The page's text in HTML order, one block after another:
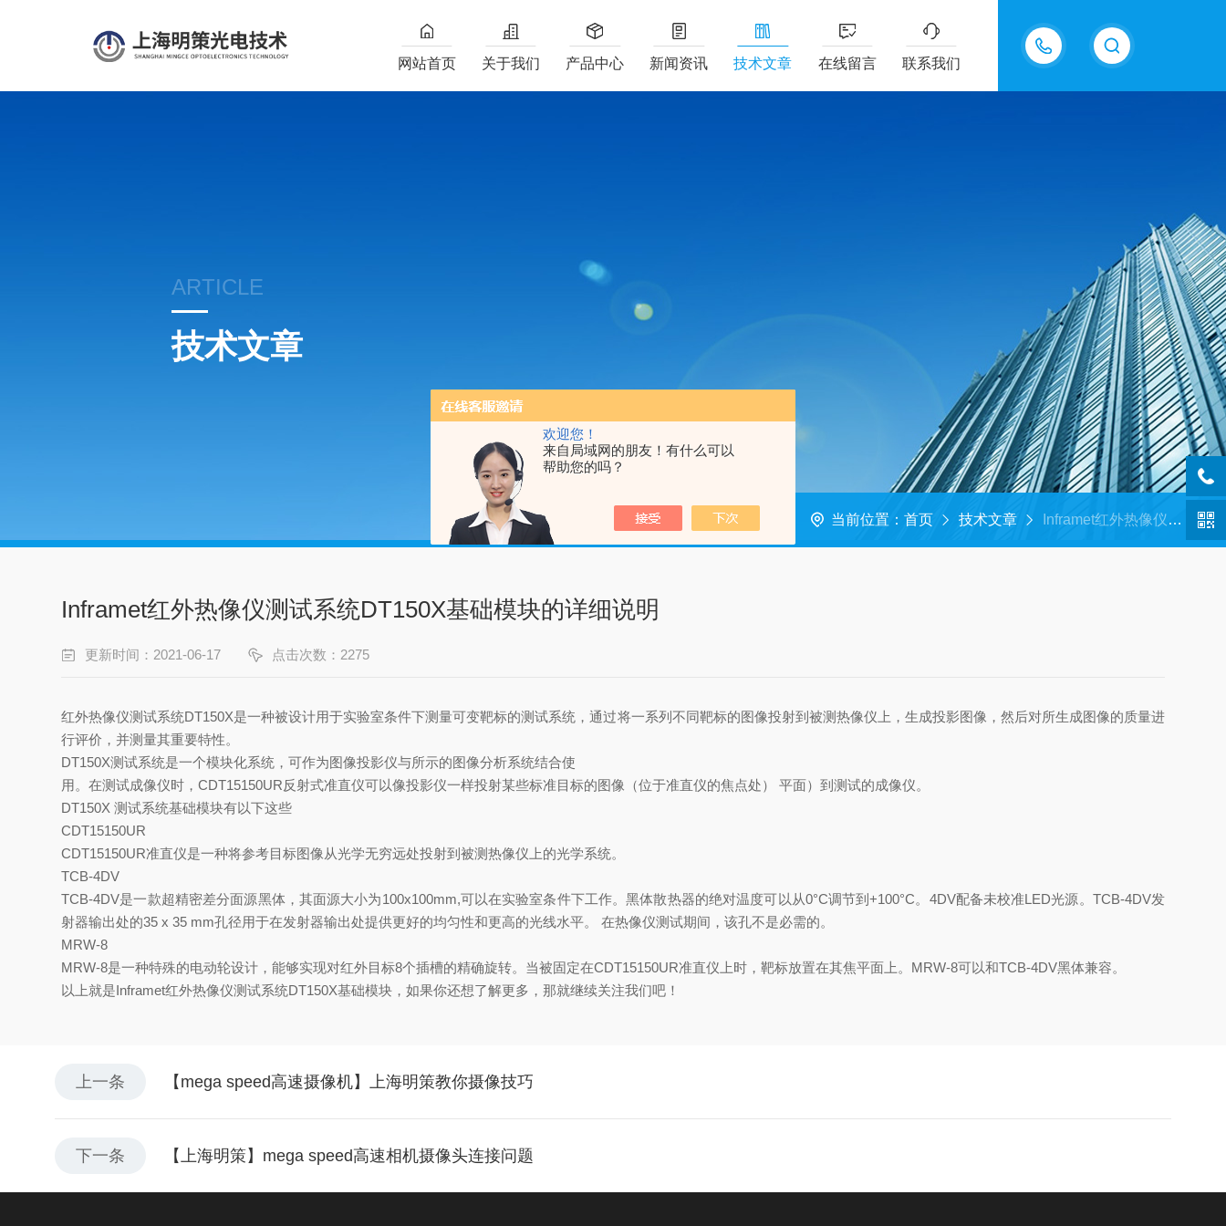
欢迎您！
来自局域网的朋友！有什么可以
帮助您的吗？
网站首页 关于我们 产品中心 新闻资讯 技术文章 在线留言 联系我们
ARTICLE
技术文章
当前位置： 首页 技术文章 Inframet红外热像仪测试系统DT150X基础模块的详细说明
Inframet红外热像仪测试系统DT150X基础模块的详细说明
更新时间：2021-06-17 点击次数：2275
红外热像仪测试系统DT150X是一种被设计用于实验室条件下测量可变靶标的测试系统，通过将一系列不同靶标的图像投射到被测热像仪上，生成投影图像，然后对所生成图像的质量进
行评价，并测量其重要特性。
DT150X测试系统是一个模块化系统，可作为图像投影仪与所示的图像分析系统结合使
用。在测试成像仪时，CDT15150UR反射式准直仪可以像投影仪一样投射某些标准目标的图像（位于准直仪的焦点处） 平面）到测试的成像仪。
DT150X测试系统基础模块有以下这些
CDT15150UR
CDT15150UR准直仪是一种将参考目标图像从光学无穷远处投射到被测热像仪上的光学系统。
TCB-4DV
TCB-4DV是一款超精密差分面源黑体，其面源大小为100x100mm,可以在实验室条件下工作。黑体散热器的绝对温度可以从0°C调节到+100°C。 4DV配备未校准LED光源。 TCB-4DV发
射器输出处的35 x 35 mm孔径用于在发射器输出处提供更好的均匀性和更高的光线水平。 在热像仪测试期间，该孔不是必需的。
MRW-8
MRW-8是一种特殊的电动轮设计，能够实现对红外目标8个插槽的精确旋转。当被固定在CDT15150UR准直仪上时，靶标放置在其焦平面上。 MRW-8可以和TCB-4DV黑体兼容。
以上就是Inframet红外热像仪测试系统DT150X基础模块，如果你还想了解更多，那就继续关注我们吧！
上一条 【mega speed高速摄像机】上海明策教你摄像技巧
下一条 【上海明策】mega speed高速相机摄像头连接问题